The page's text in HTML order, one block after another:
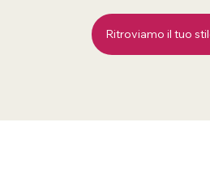
Ritroviamo il tuo